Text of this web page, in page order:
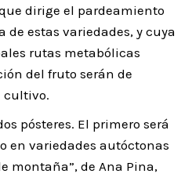
dirige el pardeamiento
estas variedades, y cuya
rutas metabólicas
del fruto serán de
cultivo.
pósteres. El primero será
en variedades autóctonas
montaña”, de Ana Pina,